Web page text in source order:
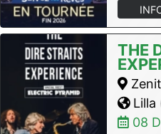
THE
Lilla
08